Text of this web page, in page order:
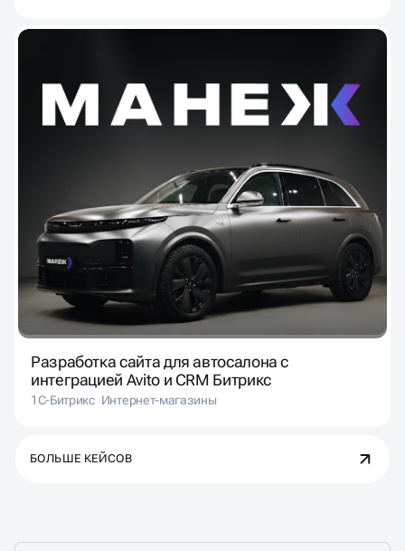
Разработка сайта для автосалона с
интеграцией Avito и CRM Битрикс
1С-Битрикс Интернет-магазины
БОЛЬШЕ КЕЙСОВ